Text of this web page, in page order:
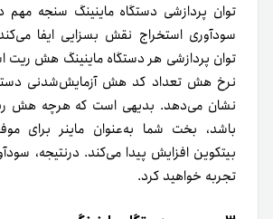
توان پردازشی دستگاه ماینینگ سنجه
سودآوری استخراج نقش بسزایی ایفا
توان پردازشی هر دستگاه ماینینگ هش ریت
نرخ هش تعداد کد هش آزمایش‌شدنی
نشان می‌دهد. بدیهی است که هر‌چه هش
باشد، بخت شما به‌عنوان ماینر برای
بیتکوین افزایش پیدا می‌کند. در‌نتیجه،
تجربه خواهید کرد.